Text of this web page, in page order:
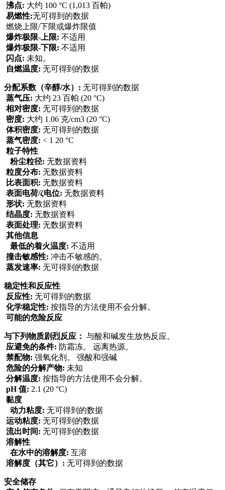
沸点: 大约 100 °C (1,013 百帕)
易燃性:无可得到的数据
燃烧上限/下限或爆炸限值
爆炸极限-上限: 不适用
爆炸极限-下限: 不适用
闪点: 未知。
自燃温度: 无可得到的数据
分配系数（辛醇/水）: 无可得到的数据
蒸气压: 大约 23 百帕 (20 °C)
相对密度: 无可得到的数据
密度: 大约 1.06 克/cm3 (20 °C)
体积密度: 无可得到的数据
蒸气密度: < 1 20 °C
粒子特性
粉尘粒径: 无数据资料
粒度分布: 无数据资料
比表面积: 无数据资料
表面电荷/ζ电位: 无数据资料
形状: 无数据资料
结晶度: 无数据资料
表面处理: 无数据资料
其他信息
最低的着火温度: 不适用
撞击敏感性: 冲击不敏感的。
蒸发速率: 无可得到的数据
稳定性和反应性
反应性: 无可得到的数据
化学稳定性: 按指导的方法使用不会分解。
可能的危险反应
与下列物质剧烈反应： 与酸和碱发生放热反应。
应避免的条件: 防霜冻。 远离热源。
禁配物: 强氧化剂。 强酸和强碱
危险的分解产物: 未知
分解温度: 按指导的方法使用不会分解。
pH 值: 2.1 (20 °C)
黏度
动力粘度: 无可得到的数据
运动粘度: 无可得到的数据
流出时间: 无可得到的数据
溶解性
在水中的溶解度: 互溶
溶解度（其它）: 无可得到的数据
安全储存